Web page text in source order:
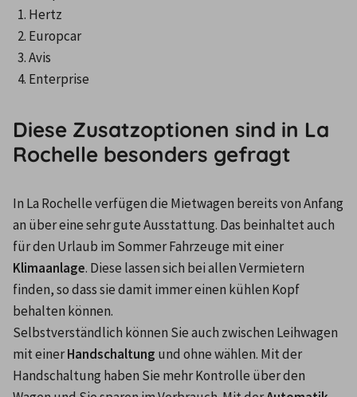
Hertz
Europcar
Avis
Enterprise
Diese Zusatzoptionen sind in La
Rochelle besonders gefragt
In La Rochelle verfügen die Mietwagen bereits von Anfang
an über eine sehr gute Ausstattung. Das beinhaltet auch
für den Urlaub im Sommer Fahrzeuge mit einer
Klimaanlage. Diese lassen sich bei allen Vermietern
finden, so dass sie damit immer einen kühlen Kopf
behalten können.
Selbstverständlich können Sie auch zwischen Leihwagen
mit einer Handschaltung und ohne wählen. Mit der
Handschaltung haben Sie mehr Kontrolle über den